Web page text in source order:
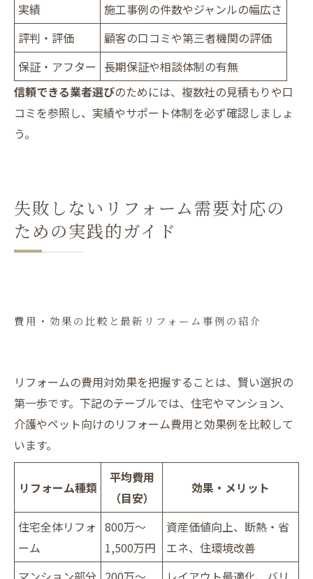
実績
施工事例の件数やジャンルの幅広さ
評判・評価
顧客の口コミや第三者機関の評価
保証・アフター 長期保証や相談体制の有無
信頼できる業者選びのためには、複数社の見積もりや口
コミを参照し、実績やサポート体制を必ず確認しましょ
う。
失敗しないリフォーム需要対応の
ための実践的ガイド
費用・効果の比較と最新リフォーム事例の紹介
リフォームの費用対効果を把握することは、賢い選択の
第一歩です。下記のテーブルでは、住宅やマンション、
介護やペット向けのリフォーム費用と効果例を比較して
います。
リフォーム種類
平均費用
（目安）
効果・メリット
住宅全体リフォ
ーム
800万～
1,500万円
資産価値向上、断熱・省
エネ、住環境改善